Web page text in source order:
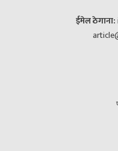
ईमेल ठेगाना: